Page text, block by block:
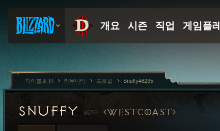
SNUFFY#6235 WESTCOAST
디아블로 III 커뮤니티 프로필 Snuffy#6235